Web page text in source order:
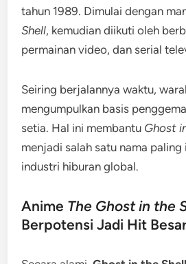
tahun 1989. Dimulai dengan
Shell, kemudian diikuti oleh
permainan video, dan serial
Seiring berjalannya waktu,
mengumpulkan basis
setia. Hal ini membantu Ghost
menjadi salah satu nama paling
industri hiburan global.
Anime The Ghost in the
Berpotensi Jadi Hit